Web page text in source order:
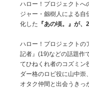
ハロー！プロジェクトへ
ジャー・劔樹人による自
化した 『あの頃。』が
ハロー！プロジェクトの
記者』(19)などの話題作
てひねくれ者のコズミン
ダー格のロビ役に山中崇
オタク仲間と出会うきっ